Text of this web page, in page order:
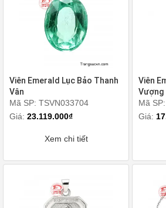
Viên Emerald Lục Bảo Thanh
Vân
Mã SP: TSVN033704
Giá: 23.119.000₫
Xem chi tiết
Viên
Vượng
Mã
Giá: